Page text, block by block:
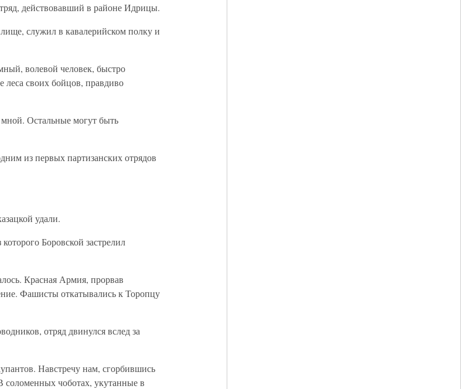
действовавший в районе Идрицы.
служил в кавалерийском полку и
волевой человек, быстро
леса своих бойцов, правдиво
Остальные могут быть
из первых партизанских отрядов
удали.
Боровской застрелил
Красная Армия, прорвав
Фашисты откатывались к Торопцу
отряд двинулся вслед за
Навстречу нам, сгорбившись
соломенных чоботах, укутанные в